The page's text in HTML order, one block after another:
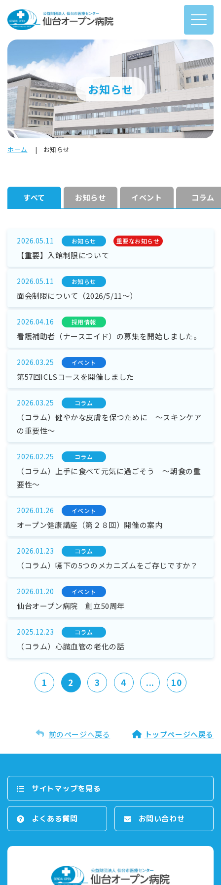
お知らせ
ホーム お知らせ
すべて お知らせ イベント コラム
2026.05.11 お知らせ 重要なお知らせ
【重要】入館制限について
2026.05.11 お知らせ
面会制限について（2026/5/11～）
2026.04.16 採⽤情報
看護補助者（ナースエイド）の募集を開始しました。
2026.03.25 イベント
第57回ICLSコースを開催しました
2026.03.25 コラム
（コラム）健やかな皮膚を保つために ～スキンケア
の重要性～
2026.02.25 コラム
（コラム）上手に食べて元気に過ごそう ～朝食の重
要性～
2026.01.26 イベント
オープン健康講座（第２８回）開催の案内
2026.01.23 コラム
（コラム）嚥下の5つのメカニズムをご存じですか？
2026.01.20 イベント
仙台オープン病院 創立50周年
2025.12.23 コラム
（コラム）心臓血管の老化の話
1 2 3 4 ... 10
前のページへ戻る トップページへ戻る
サイトマップを⾒る
よくある質問 お問い合わせ